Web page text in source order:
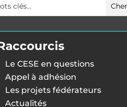
Le CESE en questions
Appel à adhésion
Les projets fédérateurs
Actualités